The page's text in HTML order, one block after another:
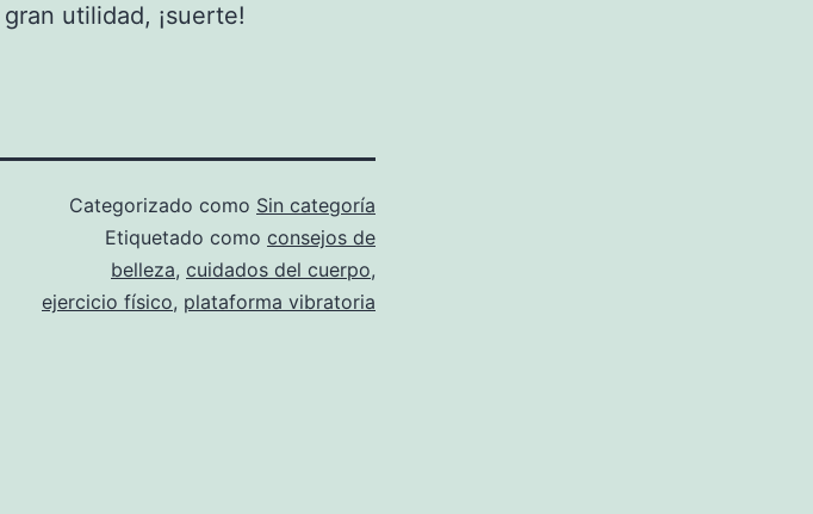
utilidad, ¡suerte!
Categorizado como Sin categoría
Etiquetado como consejos de
belleza, cuidados del cuerpo,
ejercicio físico, plataforma vibratoria